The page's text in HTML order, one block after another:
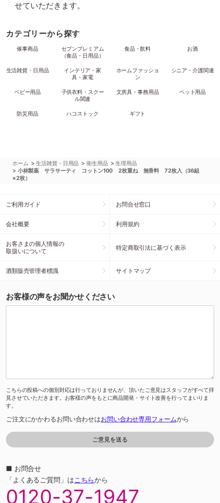
せていただきます。
カテゴリーから探す
催事商品
セブンプレミアム
（食品・日用品）
食品・飲料 お酒
生活雑貨・日用品
インテリア・家
具・家電
ホームファッショ
ン
シニア・介護関連
ベビー用品
子供衣料・スクー
ル関連
文房具・事務用品 ペット用品
防災用品 ハコストック ギフト
ホーム >生活雑貨・日用品 >衛生用品 >生理用品
> 小林製薬 サラサーティ コットン100 2枚重ね 無香料 72枚入（36組
×2枚）
ご利用ガイド お問合せ窓口
会社概要 利用規約
お客さまの個人情報の
取扱いについて
特定商取引法に基づく表示
酒類販売管理者標識 サイトマップ
お客様の声をお聞かせください
こちらの投稿への個別対応は行っておりませんが、頂いたご意見はスタッフがすべて拝
見させていただきます。お客様の声をもとに商品開発・サイト改善を行ってまいりま
す。
ご注文にかかわるお問い合わせはお問い合わせ専用フォームから
■ お問合せ
「よくあるご質問」はこちらから
0120-37-1947